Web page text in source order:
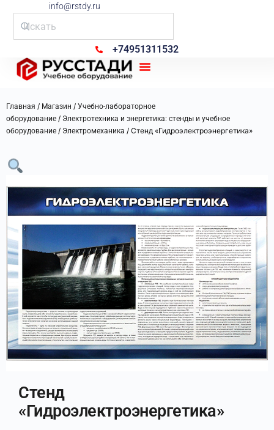
info@rstdy.ru
+74951311532
Главная / Магазин / Учебно-лабораторное
оборудование / Электротехника и энергетика: стенды и учебное
оборудование / Электромеханика / Стенд «Гидроэлектроэнергетика»
Стенд
«Гидроэлектроэнергетика»